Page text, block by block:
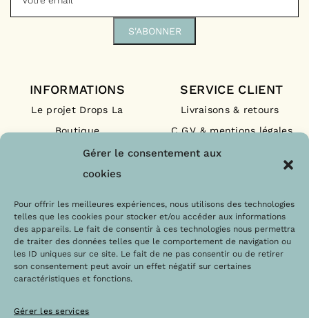
Gérer le consentement aux
cookies
Pour offrir les meilleures expériences, nous utilisons des technologies
telles que les cookies pour stocker et/ou accéder aux informations
des appareils. Le fait de consentir à ces technologies nous permettra
de traiter des données telles que le comportement de navigation ou
les ID uniques sur ce site. Le fait de ne pas consentir ou de retirer
son consentement peut avoir un effet négatif sur certaines
caractéristiques et fonctions.
Gérer les services
INFORMATIONS
Le projet Drops La
Boutique
Nos engagements
Les labels
SERVICE CLIENT
Livraisons & retours
C.G.V & mentions légales
F.A.Q